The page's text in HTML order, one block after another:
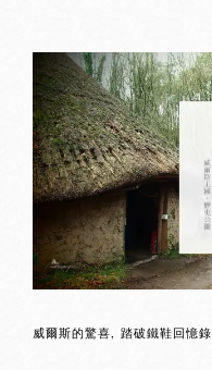
威爾斯的驚喜 踏破鐵鞋回憶錄